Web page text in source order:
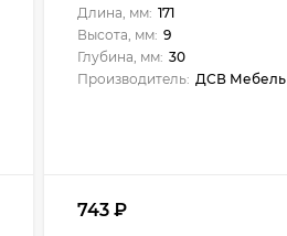
Длина, мм: 171
Высота, мм: 9
Глубина, мм: 30
Производитель: ДСВ Мебель
743₽